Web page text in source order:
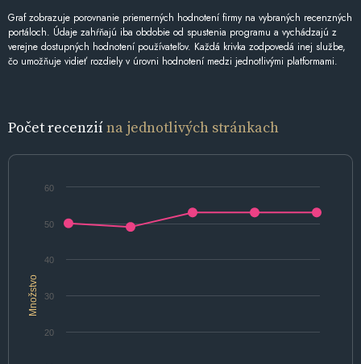
Graf zobrazuje porovnanie priemerných hodnotení firmy na vybraných recenzných
portáloch. Údaje zahŕňajú iba obdobie od spustenia programu a vychádzajú z
verejne dostupných hodnotení používateľov. Každá krivka zodpovedá inej službe,
čo umožňuje vidieť rozdiely v úrovni hodnotení medzi jednotlivými platformami.
Počet recenziína jednotlivých stránkach
Množstvo
20
30
40
50
60